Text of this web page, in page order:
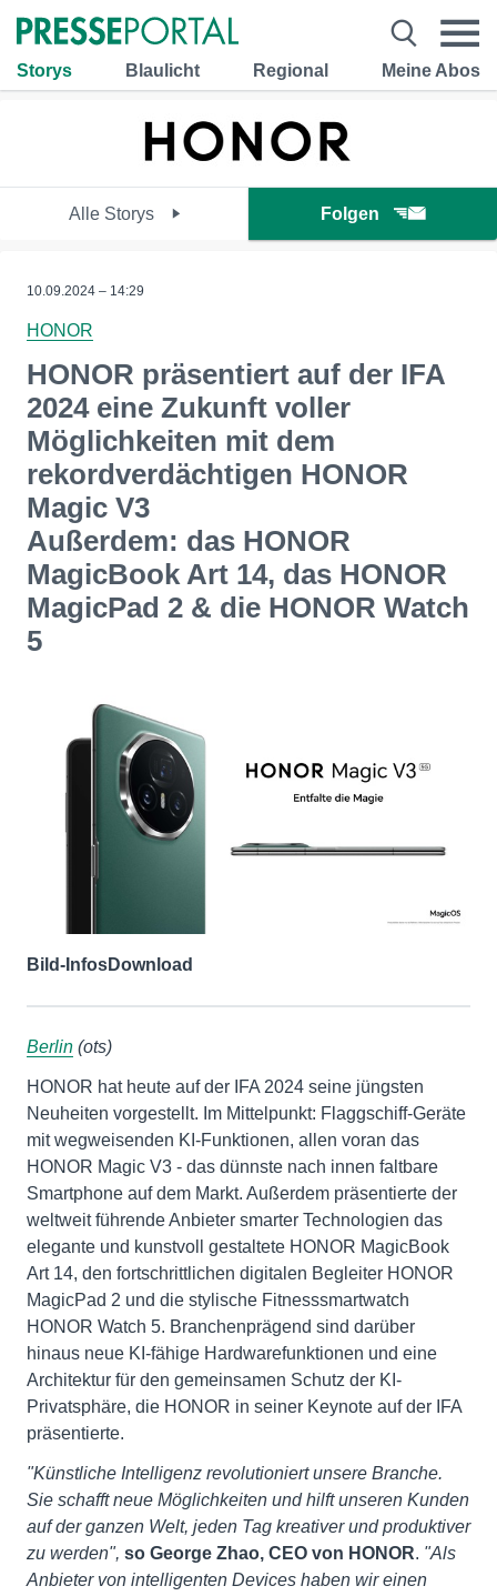
Storys Blaulicht Regional Meine Abos
Alle Storys Folgen
10.09.2024 – 14:29
HONOR
HONOR präsentiert auf der IFA
2024 eine Zukunft voller
Möglichkeiten mit dem
rekordverdächtigen HONOR
Magic V3
Außerdem: das HONOR
MagicBook Art 14, das HONOR
MagicPad 2 & die HONOR Watch
5
Bild-InfosDownload
Berlin (ots)
HONOR hat heute auf der IFA 2024 seine jüngsten
Neuheiten vorgestellt. Im Mittelpunkt: Flaggschiff-Geräte
mit wegweisenden KI-Funktionen, allen voran das
HONOR Magic V3 - das dünnste nach innen faltbare
Smartphone auf dem Markt. Außerdem präsentierte der
weltweit führende Anbieter smarter Technologien das
elegante und kunstvoll gestaltete HONOR MagicBook
Art 14, den fortschrittlichen digitalen Begleiter HONOR
MagicPad 2 und die stylische Fitnesssmartwatch
HONOR Watch 5. Branchenprägend sind darüber
hinaus neue KI-fähige Hardwarefunktionen und eine
Architektur für den gemeinsamen Schutz der KI-
Privatsphäre, die HONOR in seiner Keynote auf der IFA
präsentierte.
"Künstliche Intelligenz revolutioniert unsere Branche.
Sie schafft neue Möglichkeiten und hilft unseren Kunden
auf der ganzen Welt, jeden Tag kreativer und produktiver
zu werden", so George Zhao, CEO von HONOR. "Als
Anbieter von intelligenten Devices haben wir einen